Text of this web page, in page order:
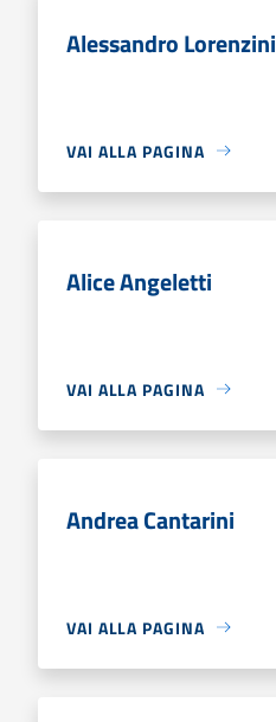
Alessandro Lorenzini
VAI ALLA PAGINA
Alice Angeletti
VAI ALLA PAGINA
Andrea Cantarini
VAI ALLA PAGINA